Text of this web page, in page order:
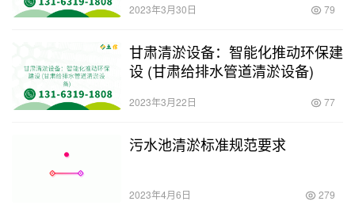
2023年3月30日 79
甘肃清淤设备：智能化推动环保建
设 (甘肃给排水管道清淤设备)
2023年3月22日 77
污水池清淤标准规范要求
2023年4月6日 279